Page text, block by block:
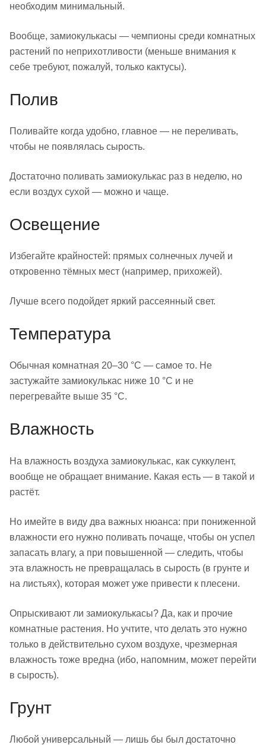
необходим минимальный.
Вообще, замиокулькасы — чемпионы среди комнатных
растений по неприхотливости (меньше внимания к
себе требуют, пожалуй, только кактусы).
Полив
Поливайте когда удобно, главное — не переливать,
чтобы не появлялась сырость.
Достаточно поливать замиокулькас раз в неделю, но
если воздух сухой — можно и чаще.
Освещение
Избегайте крайностей: прямых солнечных лучей и
откровенно тёмных мест (например, прихожей).
Лучше всего подойдет яркий рассеянный свет.
Температура
Обычная комнатная 20–30 °С — самое то. Не
застужайте замиокулькас ниже 10 °С и не
перегревайте выше 35 °С.
Влажность
На влажность воздуха замиокулькас, как суккулент,
вообще не обращает внимание. Какая есть — в такой и
растёт.
Но имейте в виду два важных нюанса: при пониженной
влажности его нужно поливать почаще, чтобы он успел
запасать влагу, а при повышенной — следить, чтобы
эта влажность не превращалась в сырость (в грунте и
на листьях), которая может уже привести к плесени.
Опрыскивают ли замиокулькасы? Да, как и прочие
комнатные растения. Но учтите, что делать это нужно
только в действительно сухом воздухе, чрезмерная
влажность тоже вредна (ибо, напомним, может перейти
в сырость).
Грунт
Любой универсальный — лишь бы был достаточно